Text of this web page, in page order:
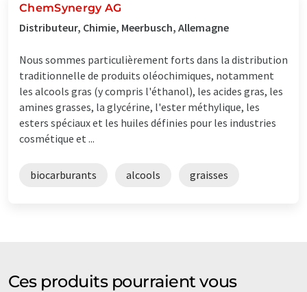
ChemSynergy AG
Distributeur, Chimie, Meerbusch, Allemagne
Nous sommes particulièrement forts dans la distribution
traditionnelle de produits oléochimiques, notamment
les alcools gras (y compris l'éthanol), les acides gras, les
amines grasses, la glycérine, l'ester méthylique, les
esters spéciaux et les huiles définies pour les industries
cosmétique et ...
biocarburants alcools graisses
Ces produits pourraient vous